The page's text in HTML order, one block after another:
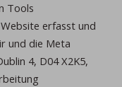
Tools
erfasst und
und die Meta
4, D04 X2K5,